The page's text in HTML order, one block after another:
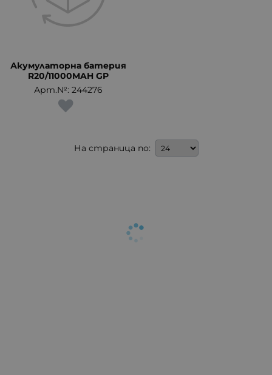
Акумулаторна батерия
R20/11000MAH GP
Арт.№: 244276
На страница по: